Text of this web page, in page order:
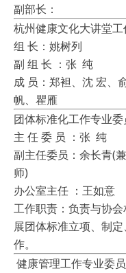
副部长：
杭州健康文化大讲堂工
组 长：姚树列
副 组 长 ：张 纯
成 员：郑袒、沈 宏、
帆、瞿雁
团体标准化工作专业委
主 任 委 员 ：张 纯
副主任委员：余长青(
师)
办公室主任 ：王如意
工作职责：负责与协
展团体标准立项、制
作。
健康管理工作专业委员